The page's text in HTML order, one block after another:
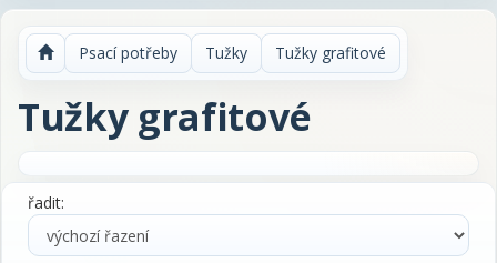
Psací potřeby Tužky Tužky grafitové
Tužky grafitové
řadit: